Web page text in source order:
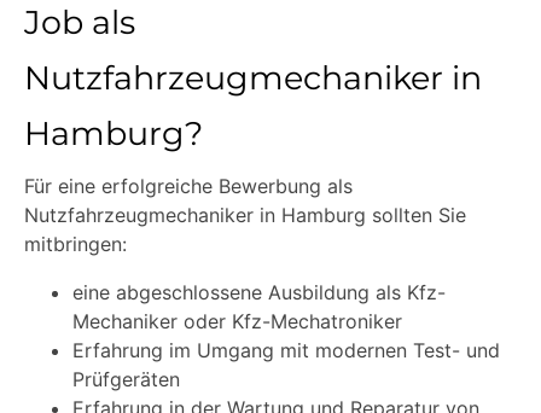
Job als
Nutzfahrzeugmechaniker in
Hamburg?
Für eine erfolgreiche Bewerbung als
Nutzfahrzeugmechaniker in Hamburg sollten Sie
mitbringen:
eine abgeschlossene Ausbildung als Kfz-
Mechaniker oder Kfz-Mechatroniker
Erfahrung im Umgang mit modernen Test- und
Prüfgeräten
Erfahrung in der Wartung und Reparatur von